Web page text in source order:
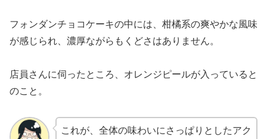
フォンダンチョコケーキの中には、柑橘系の爽やかな風味
が感じられ、濃厚ながらもくどさはありません。
店員さんに伺ったところ、オレンジピールが入っていると
のこと。
これが、全体の味わいにさっぱりとしたアク